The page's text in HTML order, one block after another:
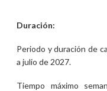
Duración:
Periodo y duración de
a julio de 2027.
Tiempo máximo